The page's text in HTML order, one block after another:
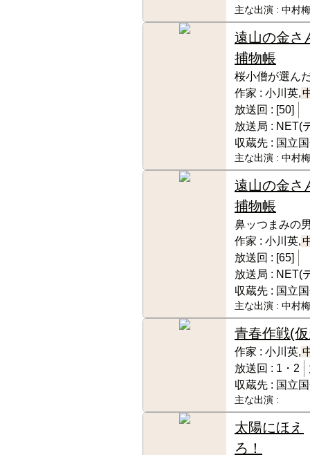
主な出演 : 中村
遠山の金さ
捕物帳
桜小僧が選ん
作家 : 小川英,
放送回 : [50]
放送局 : NET(
収蔵先 : 国立
主な出演 : 中村
遠山の金さ
捕物帳
鼻ッつまみの
作家 : 小川英,
放送回 : [65]
放送局 : NET(
収蔵先 : 国立
主な出演 : 中村
青春作戦(
作家 : 小川英,
放送回 : 1・2
収蔵先 : 国立
主な出演 :
太陽にほえ
ろ！